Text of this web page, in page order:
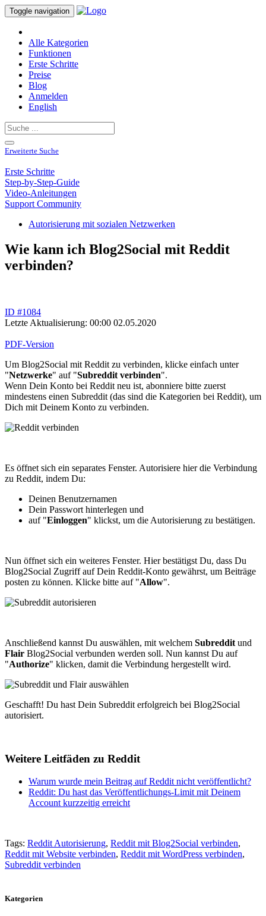
Toggle navigation
Alle Kategorien
Funktionen
Erste Schritte
Preise
Blog
Anmelden
English
Erweiterte Suche
Erste Schritte
Step-by-Step-Guide
Video-Anleitungen
Support Community
Autorisierung mit sozialen Netzwerken
Wie kann ich Blog2Social mit Reddit
verbinden?
ID #1084
Letzte Aktualisierung: 00:00 02.05.2020
PDF-Version
Um Blog2Social mit Reddit zu verbinden, klicke einfach unter
"Netzwerke" auf "Subreddit verbinden".
Wenn Dein Konto bei Reddit neu ist, abonniere bitte zuerst
mindestens einen Subreddit (das sind die Kategorien bei Reddit), um
Dich mit Deinem Konto zu verbinden.
Es öffnet sich ein separates Fenster. Autorisiere hier die Verbindung
zu Reddit, indem Du:
Deinen Benutzernamen
Dein Passwort hinterlegen und
auf "Einloggen" klickst, um die Autorisierung zu bestätigen.
Nun öffnet sich ein weiteres Fenster. Hier bestätigst Du, dass Du
Blog2Social Zugriff auf Dein Reddit-Konto gewährst, um Beiträge
posten zu können. Klicke bitte auf "Allow".
Anschließend kannst Du auswählen, mit welchem Subreddit und
Flair Blog2Social verbunden werden soll. Nun kannst Du auf
"Authorize" klicken, damit die Verbindung hergestellt wird.
Geschafft! Du hast Dein Subreddit erfolgreich bei Blog2Social
autorisiert.
Weitere Leitfäden zu Reddit
Warum wurde mein Beitrag auf Reddit nicht veröffentlicht?
Reddit: Du hast das Veröffentlichungs-Limit mit Deinem
Account kurzzeitig erreicht
Tags: Reddit Autorisierung, Reddit mit Blog2Social verbinden,
Reddit mit Website verbinden, Reddit mit WordPress verbinden,
Subreddit verbinden
Kategorien